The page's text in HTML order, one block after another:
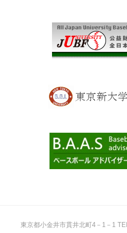
東京都小金井市貫井北町4－1－1